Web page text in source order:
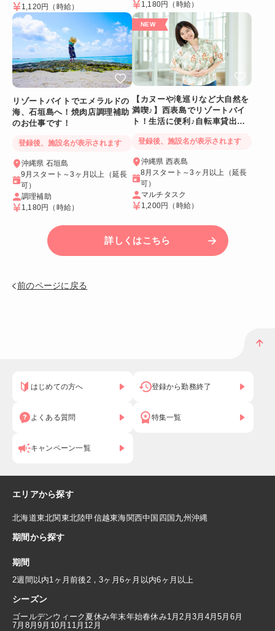
1,120円 （時給）
1,180円 （時給）
リゾートバイトでエメラルドの
海、石垣島へ！焼肉店調理補助
のお仕事です！
登録後、施設名が表示されます
沖縄県 石垣島
9月スタート～3ヶ月以上（延長
可）
調理補助
1,180円
（時給）
【カヌーや滝巡りなど大自然を
満喫♪】西表島でリゾートバイ
ト！生活に便利♪自転車貸出あ
登録後、施設名が表示されます
沖縄県 西表島
8月スタート～3ヶ月以上（延長
可）
マルチタスク
1,200円
（時給）
詳しくはこちら
前のページに戻る
はじめての方へ 登録から勤務終了
よくある質問 特集一覧
キャンペーン一覧
エリアから探す
北海道東北関東北陸甲信越東海関西中国 四国 九州 沖縄
期間から探す
期間
2週間以内1ヶ月前後2，3ヶ月 6ヶ月以内6ヶ月以上
シーズン
ゴールデンウィーク 夏休み年末年始春休み1月2月3月 4月5月 6月
7月 8月9月 10月 11月 12月